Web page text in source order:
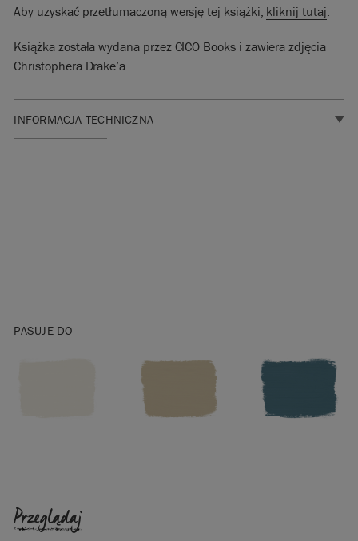
Aby uzyskać przetłumaczoną wersję tej książki, kliknij tutaj.
Książka została wydana przez CICO Books i zawiera zdjęcia
Christophera Drake’a.
INFORMACJA TECHNICZNA
Europe GmbH.
PASUJE DO
Przeglądaj